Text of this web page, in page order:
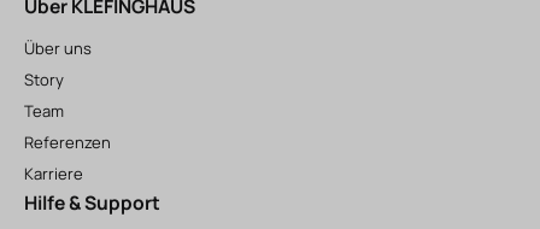
Über KLEFINGHAUS
Über uns
Story
Team
Referenzen
Karriere
Hilfe & Support